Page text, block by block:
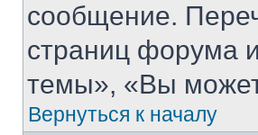
сообщение.
страниц форума
темы», «Вы
Вернуться к началу